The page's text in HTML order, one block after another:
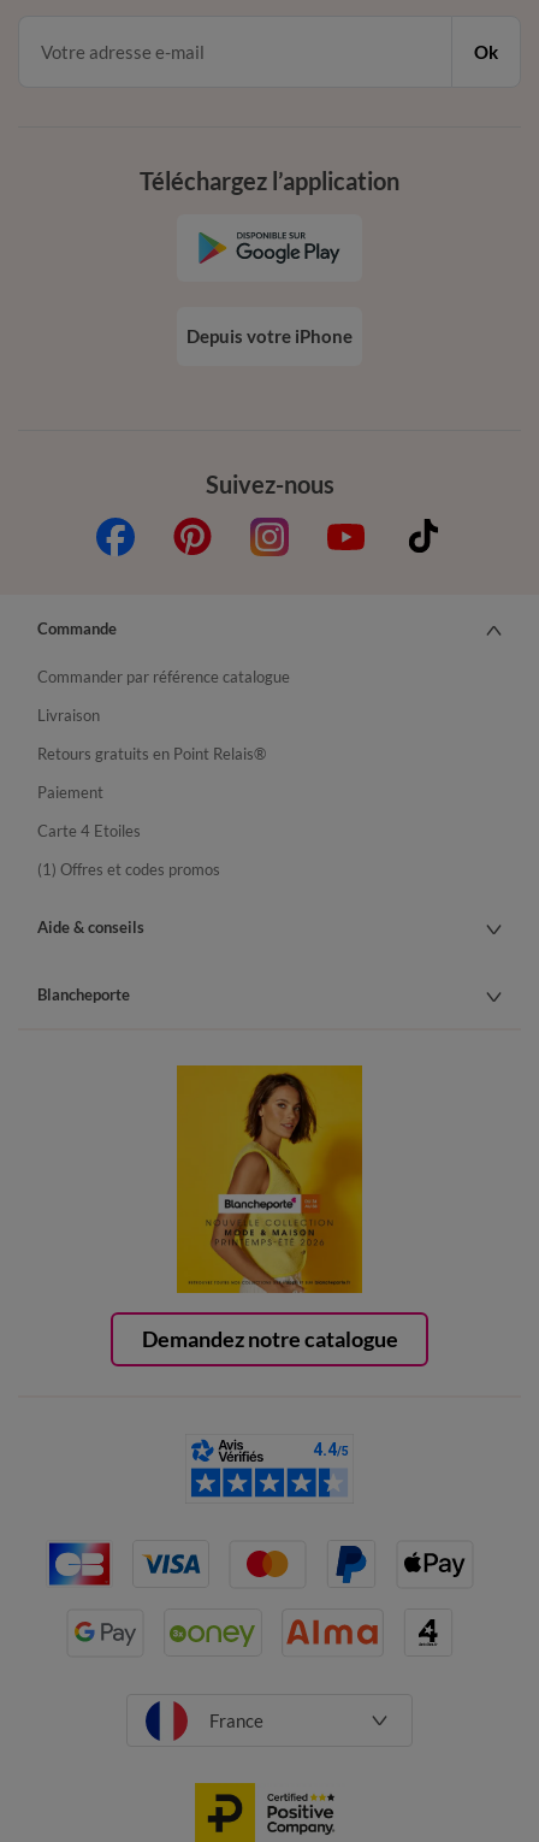
Ok
Suivez-nous
Téléchargez l’application
Depuis votre iPhone
Demandez notre catalogue
Commande
Commander par référence catalogue
Livraison
Retours gratuits en Point Relais®
Paiement
Carte 4 Etoiles
(1) Offres et codes promos
Aide & conseils
Blancheporte
France